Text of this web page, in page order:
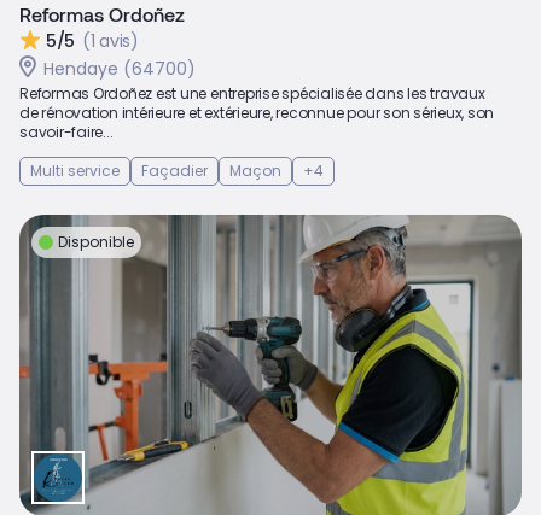
Reformas Ordoñez
5/5 (1 avis)
Hendaye (64700)
Reformas Ordoñez est une entreprise spécialisée dans les travaux
de rénovation intérieure et extérieure, reconnue pour son sérieux, son
savoir-faire...
Multi service
Façadier Maçon +4
Disponible